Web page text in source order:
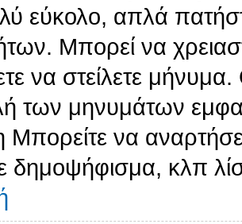
εύκολο, απλά
Μπορεί να
να στείλετε μήνυμα.
των μηνυμάτων
Μπορείτε να
δημοψήφισμα, κλπ